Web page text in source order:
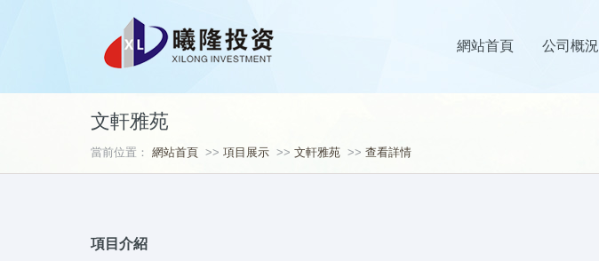
網站首頁 公司概況
文軒雅苑
當前位置： 網站首頁 >> 項目展示 >> 文軒雅苑 >> 查看詳情
項目介紹